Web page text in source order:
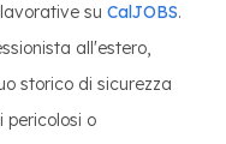
su CalJOBS.
all'estero,
storico di sicurezza
pericolosi o